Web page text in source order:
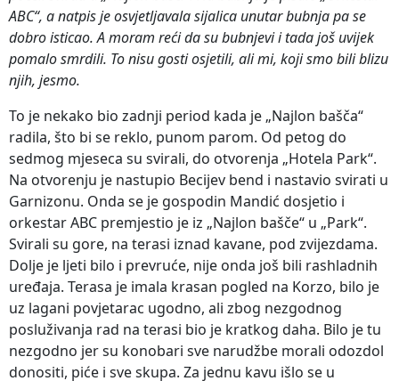
ABC“, a natpis je osvjetljavala sijalica unutar bubnja pa se
dobro isticao. A moram reći da su bubnjevi i tada još uvijek
pomalo smrdili. To nisu gosti osjetili, ali mi, koji smo bili blizu
njih, jesmo.
To je nekako bio zadnji period kada je „Najlon bašča“
radila, što bi se reklo, punom parom. Od petog do
sedmog mjeseca su svirali, do otvorenja „Hotela Park“.
Na otvorenju je nastupio Becijev bend i nastavio svirati u
Garnizonu. Onda se je gospodin Mandić dosjetio i
orkestar ABC premjestio je iz „Najlon bašče“ u „Park“.
Svirali su gore, na terasi iznad kavane, pod zvijezdama.
Dolje je ljeti bilo i prevruće, nije onda još bili rashladnih
uređaja. Terasa je imala krasan pogled na Korzo, bilo je
uz lagani povjetarac ugodno, ali zbog nezgodnog
posluživanja rad na terasi bio je kratkog daha. Bilo je tu
nezgodno jer su konobari sve narudžbe morali odozdol
donositi, piće i sve skupa. Za jednu kavu išlo se u